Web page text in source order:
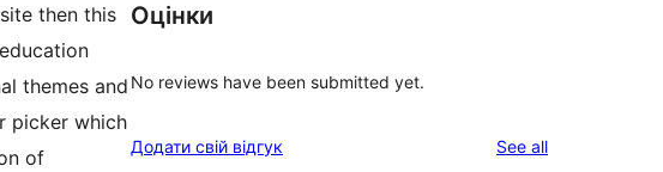
then this
themes and
picker which
of
Оцінки
No reviews have been submitted yet.
Додати свій відгук See allreviews